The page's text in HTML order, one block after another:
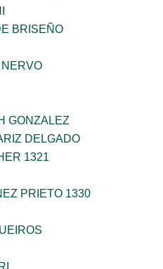
BRISEÑO
NERVO
GONZALEZ
DELGADO
1321
PRIETO 1330